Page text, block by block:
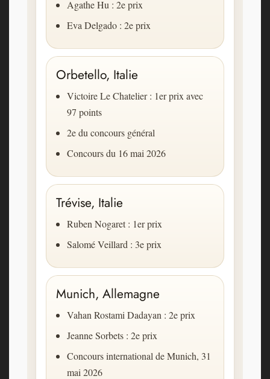
Agathe Hu : 2e prix
Eva Delgado : 2e prix
Orbetello, Italie
Victoire Le Chatelier : 1er prix avec
97 points
2e du concours général
Concours du 16 mai 2026
Trévise, Italie
Ruben Nogaret : 1er prix
Salomé Veillard : 3e prix
Munich, Allemagne
Vahan Rostami Dadayan : 2e prix
Jeanne Sorbets : 2e prix
Concours international de Munich, 31
mai 2026